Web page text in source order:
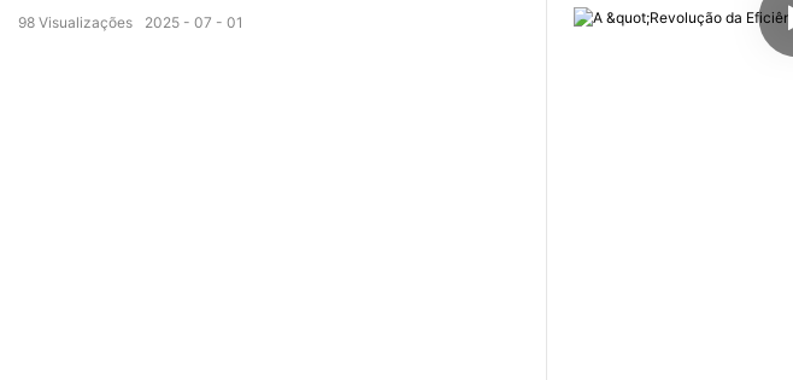
seca.
2025 07 01
98 Visualizações